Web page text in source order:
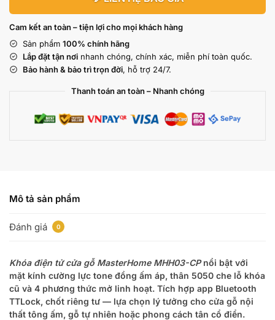
Cam kết an toàn – tiện lợi cho mọi khách hàng
Sản phẩm 100% chính hãng
Lắp đặt tận nơi nhanh chóng, chính xác, miễn phí toàn quốc.
Bảo hành & bảo trì trọn đời, hỗ trợ 24/7.
Thanh toán an toàn – Nhanh chóng
Mô tả sản phẩm
Đánh giá 0
Khóa điện tử cửa gỗ MasterHome MHH03-CPnổi bật với
mặt kính cường lực tone đồng ấm áp, thân 5050 che lỗ khóa
cũ và 4 phương thức mở linh hoạt. Tích hợp app Bluetooth
TTLock, chốt riêng tư — lựa chọn lý tưởng cho cửa gỗ nội
thất tông ấm, gỗ tự nhiên hoặc phong cách tân cổ điển.